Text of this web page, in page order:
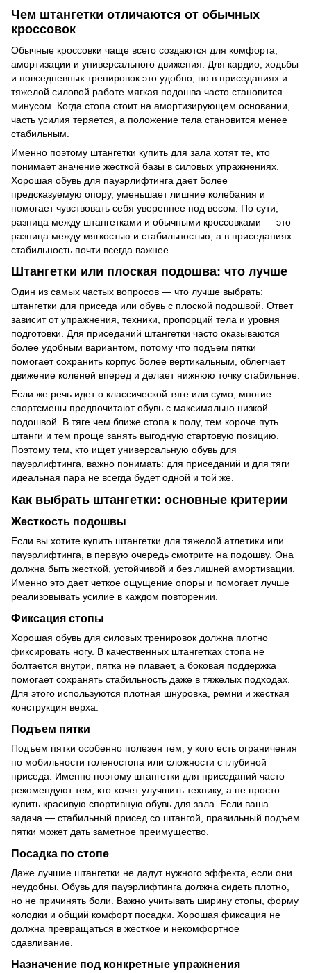
Чем штангетки отличаются от обычных
кроссовок
Обычные кроссовки чаще всего создаются для комфорта,
амортизации и универсального движения. Для кардио, ходьбы
и повседневных тренировок это удобно, но в приседаниях и
тяжелой силовой работе мягкая подошва часто становится
минусом. Когда стопа стоит на амортизирующем основании,
часть усилия теряется, а положение тела становится менее
стабильным.
Именно поэтому штангетки купить для зала хотят те, кто
понимает значение жесткой базы в силовых упражнениях.
Хорошая обувь для пауэрлифтинга дает более
предсказуемую опору, уменьшает лишние колебания и
помогает чувствовать себя увереннее под весом. По сути,
разница между штангетками и обычными кроссовками — это
разница между мягкостью и стабильностью, а в приседаниях
стабильность почти всегда важнее.
Штангетки или плоская подошва: что лучше
Один из самых частых вопросов — что лучше выбрать:
штангетки для приседа или обувь с плоской подошвой. Ответ
зависит от упражнения, техники, пропорций тела и уровня
подготовки. Для приседаний штангетки часто оказываются
более удобным вариантом, потому что подъем пятки
помогает сохранить корпус более вертикальным, облегчает
движение коленей вперед и делает нижнюю точку стабильнее.
Если же речь идет о классической тяге или сумо, многие
спортсмены предпочитают обувь с максимально низкой
подошвой. В тяге чем ближе стопа к полу, тем короче путь
штанги и тем проще занять выгодную стартовую позицию.
Поэтому тем, кто ищет универсальную обувь для
пауэрлифтинга, важно понимать: для приседаний и для тяги
идеальная пара не всегда будет одной и той же.
Как выбрать штангетки: основные критерии
Жесткость подошвы
Если вы хотите купить штангетки для тяжелой атлетики или
пауэрлифтинга, в первую очередь смотрите на подошву. Она
должна быть жесткой, устойчивой и без лишней амортизации.
Именно это дает четкое ощущение опоры и помогает лучше
реализовывать усилие в каждом повторении.
Фиксация стопы
Хорошая обувь для силовых тренировок должна плотно
фиксировать ногу. В качественных штангетках стопа не
болтается внутри, пятка не плавает, а боковая поддержка
помогает сохранять стабильность даже в тяжелых подходах.
Для этого используются плотная шнуровка, ремни и жесткая
конструкция верха.
Подъем пятки
Подъем пятки особенно полезен тем, у кого есть ограничения
по мобильности голеностопа или сложности с глубиной
приседа. Именно поэтому штангетки для приседаний часто
рекомендуют тем, кто хочет улучшить технику, а не просто
купить красивую спортивную обувь для зала. Если ваша
задача — стабильный присед со штангой, правильный подъем
пятки может дать заметное преимущество.
Посадка по стопе
Даже лучшие штангетки не дадут нужного эффекта, если они
неудобны. Обувь для пауэрлифтинга должна сидеть плотно,
но не причинять боли. Важно учитывать ширину стопы, форму
колодки и общий комфорт посадки. Хорошая фиксация не
должна превращаться в жесткое и некомфортное
сдавливание.
Назначение под конкретные упражнения